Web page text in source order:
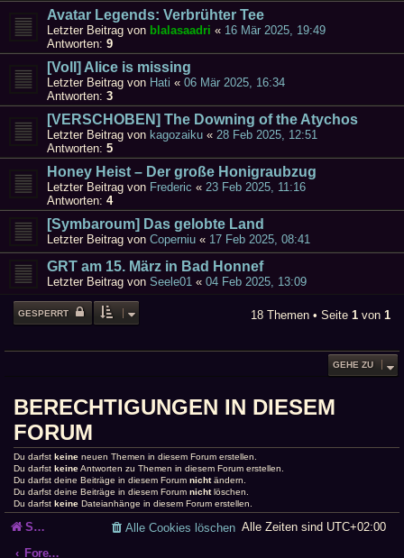
Avatar Legends: Verbrühter Tee
Letzter Beitrag von blalasaadri « 16 Mär 2025, 19:49
Antworten: 9
[Voll] Alice is missing
Letzter Beitrag von Hati « 06 Mär 2025, 16:34
Antworten: 3
[VERSCHOBEN] The Downing of the Atychos
Letzter Beitrag von kagozaiku « 28 Feb 2025, 12:51
Antworten: 5
Honey Heist – Der große Honigraubzug
Letzter Beitrag von Frederic « 23 Feb 2025, 11:16
Antworten: 4
[Symbaroum] Das gelobte Land
Letzter Beitrag von Coperniu « 17 Feb 2025, 08:41
GRT am 15. März in Bad Honnef
Letzter Beitrag von Seele01 « 04 Feb 2025, 13:09
GESPERRT 18 Themen • Seite 1 von 1
GEHE ZU
BERECHTIGUNGEN IN DIESEM
FORUM
Du darfst keine neuen Themen in diesem Forum erstellen.
Du darfst keineAntworten zu Themen in diesem Forum erstellen.
Du darfst deine Beiträge in diesem Forum nichtändern.
Du darfst deine Beiträge in diesem Forum nichtlöschen.
Du darfst keine Dateianhänge in diesem Forum erstellen.
Startseite
Foren-Übersicht
Alle Zeiten sind UTC+02:00
Alle Cookies löschen